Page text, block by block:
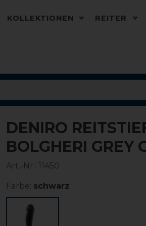
KOLLEKTIONEN REITER
DENIRO
BOLGHERI GREY
Art.-Nr.: 11450
Farbe: schwarz